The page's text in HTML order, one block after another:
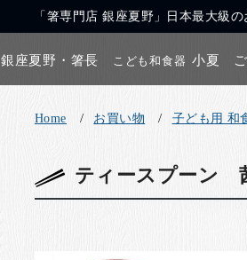
「箸専門店 銀座夏野」日本最大級
銀座夏野・箸長 こども和食器 小夏
Home お買い物 子ども用 和
ティースプーン